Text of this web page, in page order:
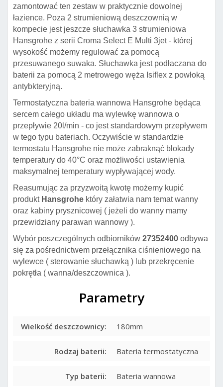
zamontować ten zestaw w praktycznie dowolnej
łazience. Poza 2 strumieniową deszczownią w
kompecie jest jeszcze słuchawka 3 strumieniowa
Hansgrohe z serii Croma Select E Multi 3jet - której
wysokość możemy regulować za pomocą
przesuwanego suwaka. Słuchawka jest podłaczana do
baterii za pomocą 2 metrowego węża Isiflex z powłoką
antybkteryjną.
Termostatyczna bateria wannowa Hansgrohe będąca
sercem całego układu ma wylewkę wannowa o
przepływie 20l/min - co jest standardowym przepływem
w tego typu bateriach. Oczywiście w standardzie
termostatu Hansgrohe nie może zabraknąć blokady
temperatury do 40°C oraz możliwości ustawienia
maksymalnej temperatury wypływającej wody.
Reasumując za przyzwoitą kwotę możemy kupić
produkt Hansgrohe który załatwia nam temat wanny
oraz kabiny prysznicowej ( jeżeli do wanny mamy
przewidziany parawan wannowy ).
Wybór poszczególnych odbiorników 27352400 odbywa
się za pośrednictwem przełącznika ciśnieniowego na
wylewce ( sterowanie słuchawką ) lub przekręcenie
pokrętła ( wanna/deszczownica ).
Parametry
Wielkość deszczownicy: 180mm
Rodzaj baterii: Bateria termostatyczna
Typ baterii: Bateria wannowa